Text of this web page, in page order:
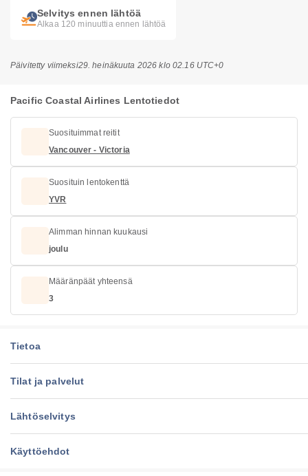
Selvitys ennen lähtöä
Alkaa 120 minuuttia ennen lähtöä
Päivitetty viimeksi29. heinäkuuta 2026 klo 02.16 UTC+0
Pacific Coastal Airlines Lentotiedot
Suosituimmat reitit
Vancouver - Victoria
Suosituin lentokenttä
YVR
Alimman hinnan kuukausi
joulu
Määränpäät yhteensä
3
Tietoa
Tilat ja palvelut
Lähtöselvitys
Käyttöehdot